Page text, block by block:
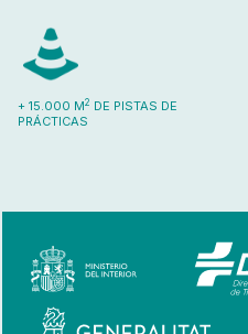
+ 15.000 M2 DE PISTAS DE
PRÁCTICAS